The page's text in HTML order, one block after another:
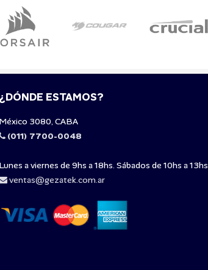
¿DÓNDE ESTAMOS?
México 3080, CABA
(011) 7700-0048
Lunes a viernes de 9hs a 18hs. Sábados de 10hs a 13hs.
ventas@gezatek.com.ar